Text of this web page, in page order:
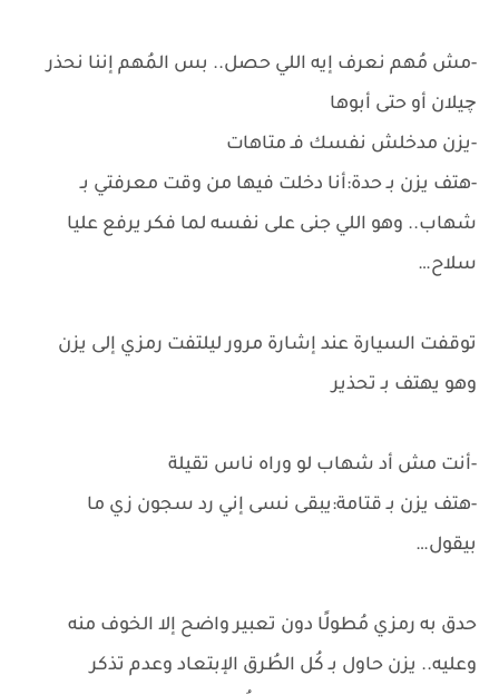
-مش مُهم نعرف إيه اللي حصل.. بس المُهم إننا نحذر
چيلان أو حتى أبوها
-يزن مدخلش نفسك فـ متاهات
-هتف يزن بـ حدة:أنا دخلت فيها من وقت معرفتي بـ
شهاب.. وهو اللي جنى على نفسه لما فكر يرفع عليا
سلاح…
توقفت السيارة عند إشارة مرور ليلتفت رمزي إلى يزن
وهو يهتف بـ تحذير
-أنت مش أد شهاب لو وراه ناس تقيلة
-هتف يزن بـ قتامة:يبقى نسى إني رد سجون زي ما
بيقول…
حدق به رمزي مُطولًا دون تعبير واضح إلا الخوف منه
وعليه.. يزن حاول بـ كُل الطُرق الإبتعاد وعدم تذكر